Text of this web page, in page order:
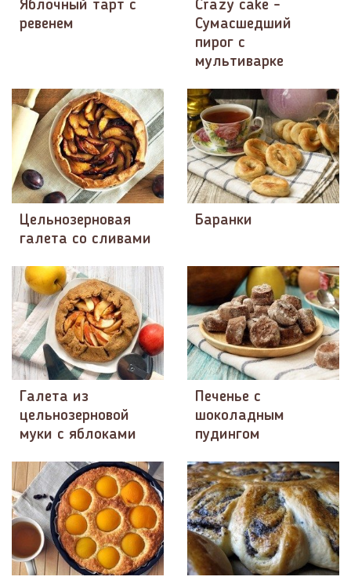
Яблочный тарт с
ревенем
Crazy cake -
Сумасшедший
пирог с
мультиварке
Цельнозерновая
галета со сливами
Баранки
Галета из
цельнозерновой
муки с яблоками
Печенье с
шоколадным
пудингом